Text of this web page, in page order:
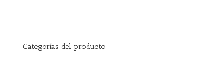
Categorías del producto